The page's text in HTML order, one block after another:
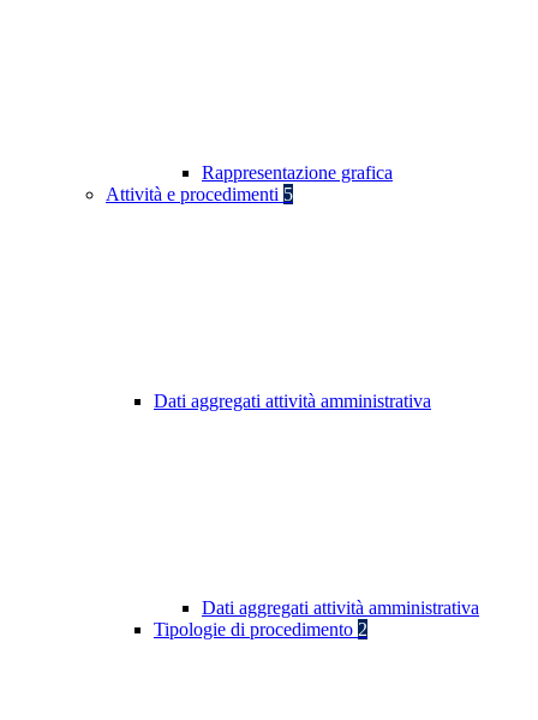
Rappresentazione grafica
Attività e procedimenti 5
Dati aggregati attività amministrativa
Dati aggregati attività amministrativa
Tipologie di procedimento 2